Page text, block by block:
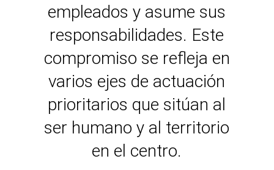
empleados y asume sus
responsabilidades. Este
compromiso se refleja en
varios ejes de actuación
prioritarios que sitúan al
ser humano y al territorio
en el centro.